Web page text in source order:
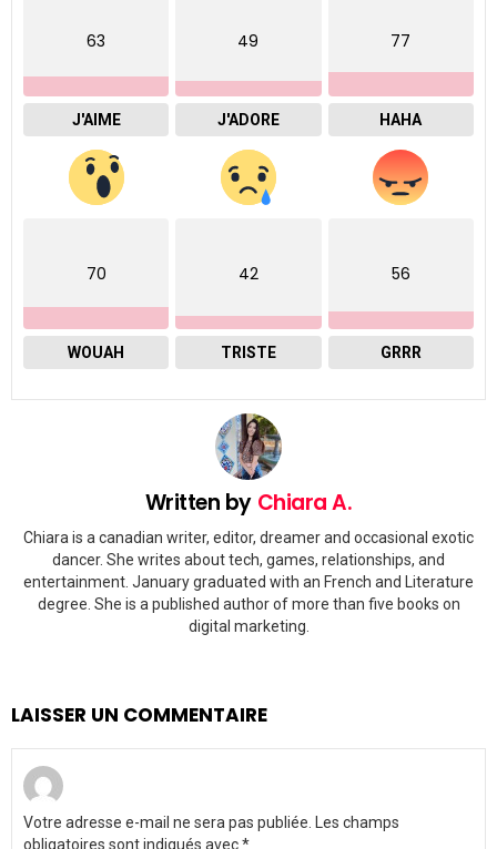
63
J'AIME
49
J'ADORE
77
HAHA
70
WOUAH
42
TRISTE
56
GRRR
Written by Chiara A.
Chiara is a canadian writer, editor, dreamer and occasional exotic
dancer. She writes about tech, games, relationships, and
entertainment. January graduated with an French and Literature
degree. She is a published author of more than five books on
digital marketing.
LAISSER UN COMMENTAIRE
Votre adresse e-mail ne sera pas publiée.
Les champs
obligatoires sont indiqués avec*